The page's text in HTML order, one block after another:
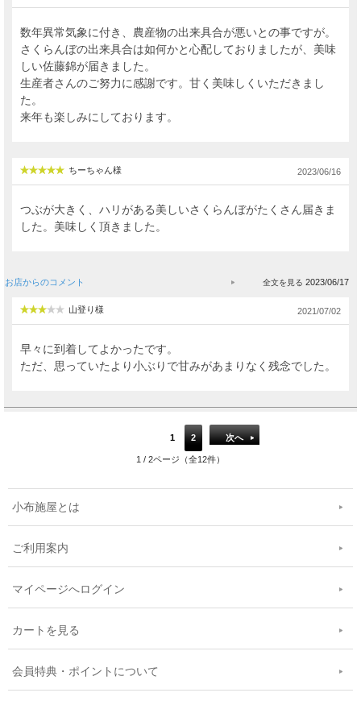
数年異常気象に付き、農産物の出来具合が悪いとの事ですが。
さくらんぼの出来具合は如何かと心配しておりましたが、美味
しい佐藤錦が届きました。
生産者さんのご努力に感謝です。甘く美味しくいただきまし
た。
来年も楽しみにしております。
ちーちゃん様 2023/06/16
つぶが大きく、ハリがある美しいさくらんぼがたくさん届きま
した。美味しく頂きました。
お店からのコメント 2023/06/17
山登り様 2021/07/02
早々に到着してよかったです。
ただ、思っていたより小ぶりで甘みがあまりなく残念でした。
1 2 次へ
1 / 2ページ（全12件）
小布施屋とは
ご利用案内
マイページへログイン
カートを見る
会員特典・ポイントについて